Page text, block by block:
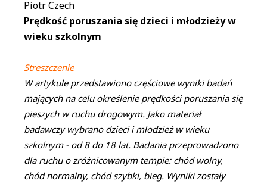
Piotr Czech
Prędkość poruszania się dzieci i młodzieży w
wieku szkolnym
Streszczenie
W artykule przedstawiono częściowe wyniki badań
mających na celu określenie prędkości poruszania się
pieszych w ruchu drogowym. Jako materiał
badawczy wybrano dzieci i młodzież w wieku
szkolnym - od 8 do 18 lat. Badania przeprowadzono
dla ruchu o zróżnicowanym tempie: chód wolny,
chód normalny, chód szybki, bieg. Wyniki zostały